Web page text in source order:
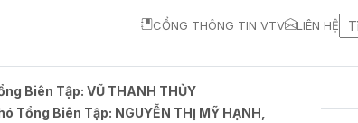
CỔNG THÔNG TIN VTV LIÊN HỆ
Biên Tập:VŨ THANH THỦY
Tổng Biên Tập: NGUYỄN THỊ MỸ HẠNH,